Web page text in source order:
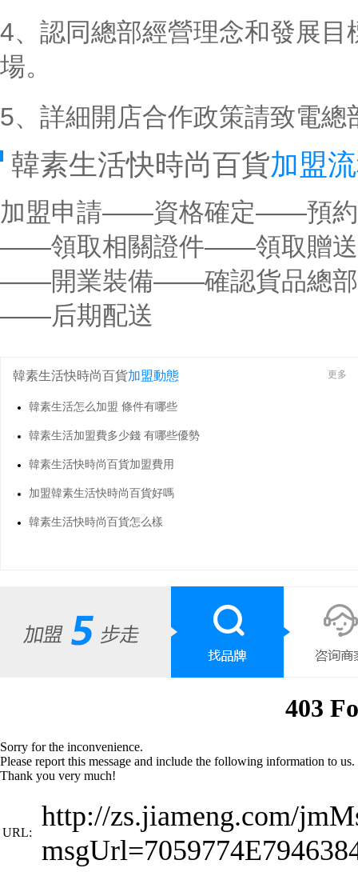
4、認同總部經營理念和發展
場。
5、詳細開店合作政策請致電總
韓素生活快時尚百貨加盟
加盟申請——資格確定——預
——領取相關證件——領取贈
——開業裝備——確認貨品總
——后期配送
韓素生活快時尚百貨加盟動態 更多
韓素生活怎么加盟 條件有哪些
韓素生活加盟費多少錢 有哪些優勢
韓素生活快時尚百貨加盟費用
加盟韓素生活快時尚百貨好嗎
韓素生活快時尚百貨怎么樣